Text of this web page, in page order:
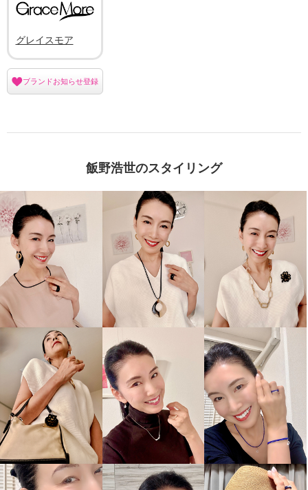
グレイスモア
ブランドお知らせ登録
飯野浩世のスタイリング